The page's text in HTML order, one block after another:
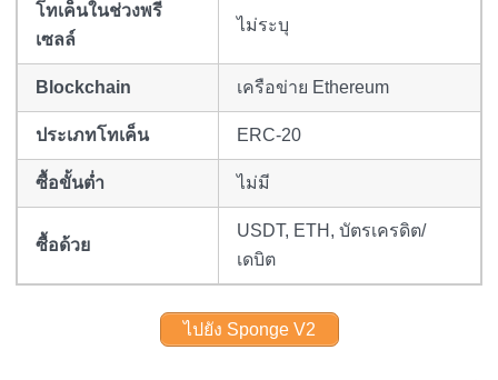
โทเค็นในช่วงพรี
เซลล์
ไม่ระบุ
Blockchain เครือข่าย Ethereum
ประเภทโทเค็น ERC-20
ซื้อขั้นต่ำ ไม่มี
ซื้อด้วย
USDT, ETH, บัตรเครดิต/
เดบิต
ไปยัง Sponge V2